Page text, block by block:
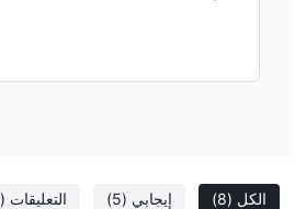
الكل (8) إيجابي (5) التعليقات (1)